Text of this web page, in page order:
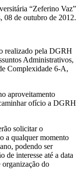
“Zeferino Vaz”
08 de outubro de 2012.
realizado pela DGRH
Administrativos,
Complexidade 6-A,
aproveitamento
ofício a DGRH
solicitar o
a qualquer momento
podendo ser
de interesse até a data
organização do